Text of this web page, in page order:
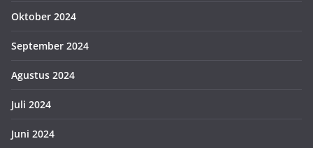
Oktober 2024
September 2024
Agustus 2024
Juli 2024
Juni 2024